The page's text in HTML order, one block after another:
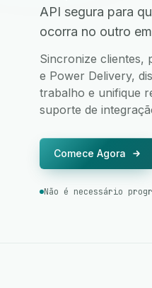
API segura para
ocorra no outro
Sincronize clientes,
e Power Delivery,
trabalho e unifique
suporte de
Comece Agora
Não é necessário